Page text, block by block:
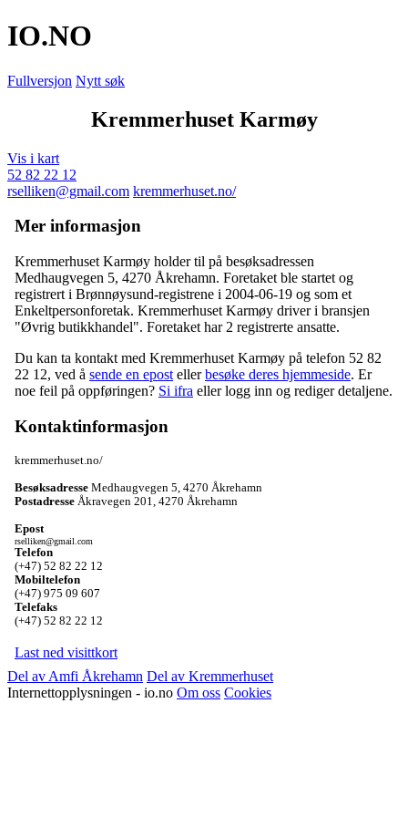
IO.NO
Fullversjon Nytt søk
Kremmerhuset Karmøy
Vis i kart
52 82 22 12
rselliken@gmail.com kremmerhuset.no/
Mer informasjon
Kremmerhuset Karmøy holder til på besøksadressen
Medhaugvegen 5, 4270 Åkrehamn. Foretaket ble startet og
registrert i Brønnøysund-registrene i 2004-06-19 og som et
Enkeltpersonforetak. Kremmerhuset Karmøy driver i bransjen
"Øvrig butikkhandel". Foretaket har 2 registrerte ansatte.
Du kan ta kontakt med Kremmerhuset Karmøy på telefon 52 82
22 12, ved å sende en epost ellerbesøke deres hjemmeside. Er
noe feil på oppføringen? Si ifra eller logg inn og rediger detaljene.
Kontaktinformasjon
kremmerhuset.no/
Besøksadresse Medhaugvegen 5 4270 Åkrehamn
Postadresse Åkravegen 201 4270 Åkrehamn
Epost
rselliken@gmail.com
Telefon
(+47) 52 82 22 12
Mobiltelefon
(+47) 975 09 607
Telefaks
(+47) 52 82 22 12
Last ned visittkort
Del av Amfi Åkrehamn Del av Kremmerhuset
Internettopplysningen - io.no Om oss Cookies